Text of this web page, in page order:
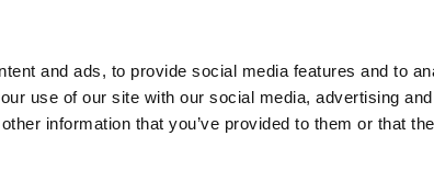
and ads, to provide social media features and to
use of our site with our social media, advertising
information that you’ve provided to them or that